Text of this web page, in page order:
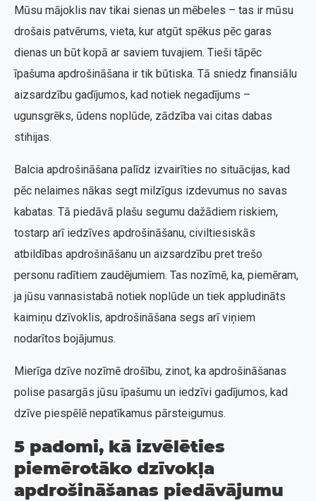
Mūsu mājoklis nav tikai sienas un mēbeles – tas ir mūsu
drošais patvērums, vieta, kur atgūt spēkus pēc garas
dienas un būt kopā ar saviem tuvajiem. Tieši tāpēc
īpašuma apdrošināšana ir tik būtiska. Tā sniedz finansiālu
aizsardzību gadījumos, kad notiek negadījums –
ugunsgrēks, ūdens noplūde, zādzība vai citas dabas
stihijas.
Balcia apdrošināšana palīdz izvairīties no situācijas, kad
pēc nelaimes nākas segt milzīgus izdevumus no savas
kabatas. Tā piedāvā plašu segumu dažādiem riskiem,
tostarp arī iedzīves apdrošināšanu, civiltiesiskās
atbildības apdrošināšanu un aizsardzību pret trešo
personu radītiem zaudējumiem. Tas nozīmē, ka, piemēram,
ja jūsu vannasistabā notiek noplūde un tiek appludināts
kaimiņu dzīvoklis, apdrošināšana segs arī viņiem
nodarītos bojājumus.
Mierīga dzīve nozīmē drošību, zinot, ka apdrošināšanas
polise pasargās jūsu īpašumu un iedzīvi gadījumos, kad
dzīve piespēlē nepatīkamus pārsteigumus.
5 padomi, kā izvēlēties
piemērotāko dzīvokļa
apdrošināšanas piedāvājumu